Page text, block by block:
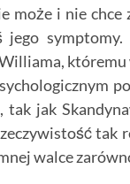
może i nie
jego
tak jak
tak
walce